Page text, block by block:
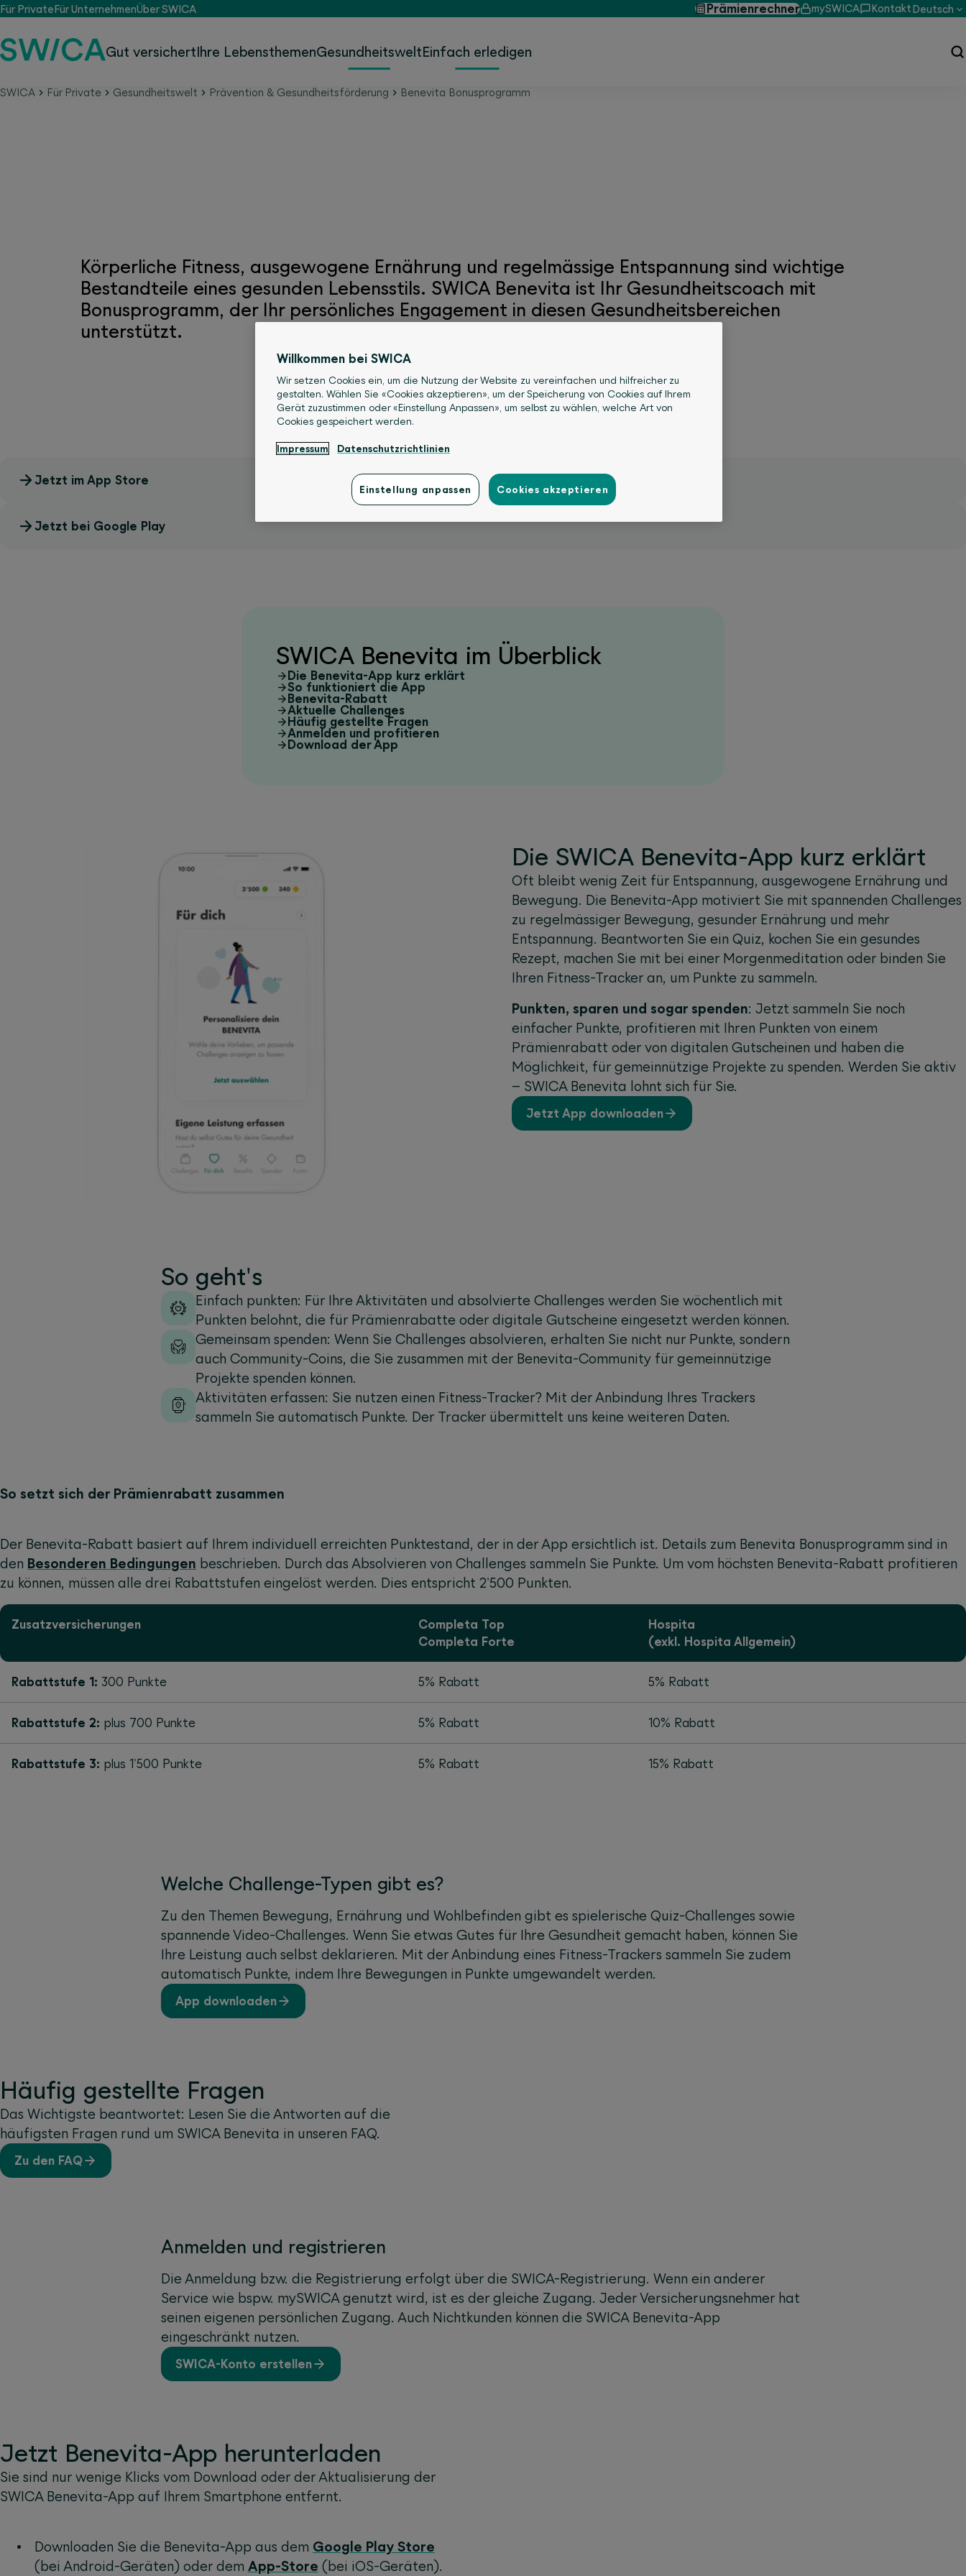
Für PrivateFür UnternehmenÜber SWICA Prämienrechner mySWICA KontaktDeutsch
Gut versichertIhre LebensthemenGesundheitsweltEinfach erledigen
SWICA Für Private Gesundheitswelt Prävention & Gesundheitsförderung Benevita Bonusprogramm
Körperliche Fitness, ausgewogene Ernährung und regelmässige Entspannung sind wichtige
Bestandteile eines gesunden Lebensstils. SWICA Benevita ist Ihr Gesundheitscoach mit
Bonusprogramm, der Ihr persönliches Engagement in diesen Gesundheitsbereichen
unterstützt.
Benevita-App
Jetzt im App Store
Jetzt bei Google Play
SWICA Benevita im Überblick
Die Benevita-App kurz erklärt
So funktioniert die App
Benevita-Rabatt
Aktuelle Challenges
Häufig gestellte Fragen
Anmelden und profitieren
Download der App
Die SWICA Benevita-App kurz erklärt
Oft bleibt wenig Zeit für Entspannung, ausgewogene Ernährung und
Bewegung. Die Benevita-App motiviert Sie mit spannenden Challenges
zu regelmässiger Bewegung, gesunder Ernährung und mehr
Entspannung. Beantworten Sie ein Quiz, kochen Sie ein gesundes
Rezept, machen Sie mit bei einer Morgenmeditation oder binden Sie
Ihren Fitness-Tracker an, um Punkte zu sammeln.
Punkten, sparen und sogar spenden: Jetzt sammeln Sie noch
einfacher Punkte, profitieren mit Ihren Punkten von einem
Prämienrabatt oder von digitalen Gutscheinen und haben die
Möglichkeit, für gemeinnützige Projekte zu spenden. Werden Sie aktiv
– SWICA Benevita lohnt sich für Sie.
Jetzt App downloaden
So geht's
Einfach punkten: Für Ihre Aktivitäten und absolvierte Challenges werden Sie wöchentlich mit
Punkten belohnt, die für Prämienrabatte oder digitale Gutscheine eingesetzt werden können.
Gemeinsam spenden: Wenn Sie Challenges absolvieren, erhalten Sie nicht nur Punkte, sondern
auch Community-Coins, die Sie zusammen mit der Benevita-Community für gemeinnützige
Projekte spenden können.
Aktivitäten erfassen: Sie nutzen einen Fitness-Tracker? Mit der Anbindung Ihres Trackers
sammeln Sie automatisch Punkte. Der Tracker übermittelt uns keine weiteren Daten.
So setzt sich der Prämienrabatt zusammen
Der Benevita-Rabatt basiert auf Ihrem individuell erreichten Punktestand, der in der App ersichtlich ist. Details zum Benevita Bonusprogramm sind in
den Besonderen Bedingungen beschrieben. Durch das Absolvieren von Challenges sammeln Sie Punkte. Um vom höchsten Benevita-Rabatt profitieren
zu können, müssen alle drei Rabattstufen eingelöst werden. Dies entspricht 2'500 Punkten.
Zusatzversicherungen
Completa Top
Completa Forte
Hospita
(exkl. Hospita Allgemein)
Rabattstufe 1: 300 Punkte 5% Rabatt 5% Rabatt
Rabattstufe 2: plus 700 Punkte 5% Rabatt 10% Rabatt
Rabattstufe 3: plus 1'500 Punkte 5% Rabatt 15% Rabatt
Welche Challenge-Typen gibt es?
Zu den Themen Bewegung, Ernährung und Wohlbefinden gibt es spielerische Quiz-Challenges sowie
spannende Video-Challenges. Wenn Sie etwas Gutes für Ihre Gesundheit gemacht haben, können Sie
Ihre Leistung auch selbst deklarieren. Mit der Anbindung eines Fitness-Trackers sammeln Sie zudem
automatisch Punkte, indem Ihre Bewegungen in Punkte umgewandelt werden.
App downloaden
Häufig gestellte Fragen
Das Wichtigste beantwortet: Lesen Sie die Antworten auf die
häufigsten Fragen rund um SWICA Benevita in unseren FAQ.
Zu den FAQ
Anmelden und registrieren
Die Anmeldung bzw. die Registrierung erfolgt über die SWICA-Registrierung. Wenn ein anderer
Service wie bspw. mySWICA genutzt wird, ist es der gleiche Zugang. Jeder Versicherungsnehmer hat
seinen eigenen persönlichen Zugang. Auch Nichtkunden können die SWICA Benevita-App
eingeschränkt nutzen.
SWICA-Konto erstellen
Jetzt Benevita-App herunterladen
Sie sind nur wenige Klicks vom Download oder der Aktualisierung der
SWICA Benevita-App auf Ihrem Smartphone entfernt.
Downloaden Sie die Benevita-App aus dem Google Play Store
(bei Android-Geräten) oder dem App-Store (bei iOS-Geräten).
Willkommen bei SWICA
Wir setzen Cookies ein, um die Nutzung der Website zu vereinfachen und hilfreicher zu
gestalten. Wählen Sie «Cookies akzeptieren», um der Speicherung von Cookies auf Ihrem
Gerät zuzustimmen oder «Einstellung Anpassen», um selbst zu wählen, welche Art von
Cookies gespeichert werden.
Impressum Datenschutzrichtlinien
Einstellung anpassen Cookies akzeptieren